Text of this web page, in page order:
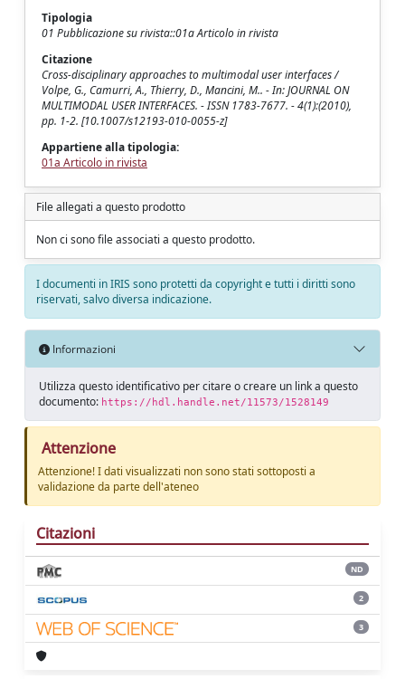
Tipologia
01 Pubblicazione su rivista::01a Articolo in rivista
Citazione
Cross-disciplinary approaches to multimodal user interfaces /
Volpe, G., Camurri, A., Thierry, D., Mancini, M.. - In: JOURNAL ON
MULTIMODAL USER INTERFACES. - ISSN 1783-7677. - 4(1):(2010),
pp. 1-2. [10.1007/s12193-010-0055-z]
Appartiene alla tipologia:
01a Articolo in rivista
File allegati a questo prodotto
Non ci sono file associati a questo prodotto.
I documenti in IRIS sono protetti da copyright e tutti i diritti sono
riservati, salvo diversa indicazione.
Informazioni
Utilizza questo identificativo per citare o creare un link a questo
documento: https://hdl.handle.net/11573/1528149
Attenzione
Attenzione! I dati visualizzati non sono stati sottoposti a
validazione da parte dell'ateneo
Citazioni
ND
2
3